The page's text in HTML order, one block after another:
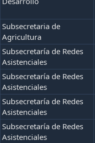
Subsecretaria de
Agricultura
Subsecretaría de Redes
Asistenciales
Subsecretaría de Redes
Asistenciales
Subsecretaría de Redes
Asistenciales
Subsecretaría de Redes
Asistenciales